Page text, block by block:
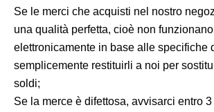
Se le merci che acquisti nel nostro
una qualità perfetta, cioè non funzionano
elettronicamente in base alle specifiche
semplicemente restituirli a noi per
soldi;
Se la merce è difettosa, avvisarci entro 3